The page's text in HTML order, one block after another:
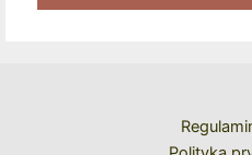
Kolejne